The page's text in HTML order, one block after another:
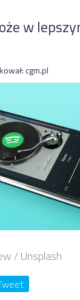
w
cgm.pl
/ Unsplash